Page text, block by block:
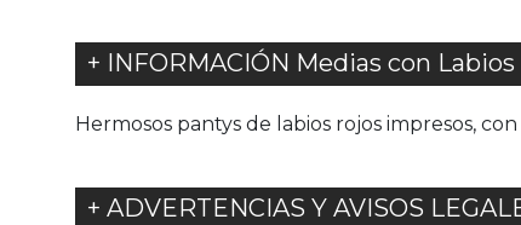
+ INFORMACIÓN Medias con
Hermosos pantys de labios rojos impresos,
+ ADVERTENCIAS Y AVISOS